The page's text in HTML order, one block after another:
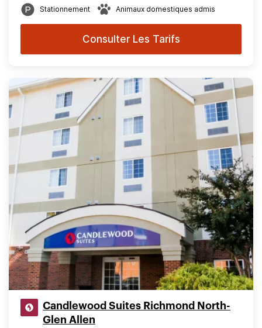
Stationnement Animaux domestiques admis
Consulter Les Tarifs
Candlewood Suites Richmond North-
Glen Allen